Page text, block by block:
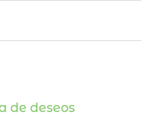
de deseos